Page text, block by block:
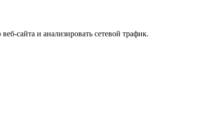
сайта и анализировать сетевой трафик.